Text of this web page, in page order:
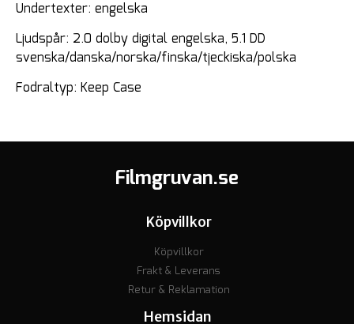
Undertexter: engelska
Ljudspår: 2.0 dolby digital engelska, 5.1 DD
svenska/danska/norska/finska/tjeckiska/polska
Fodraltyp: Keep Case
Filmgruvan.se
Köpvillkor
Köpvillkor
Frakt & Leverans
Retur & Reklamation
Hemsidan